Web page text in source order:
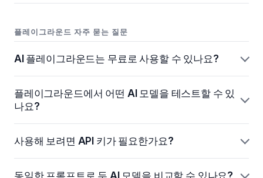
플레이그라운드 자주 묻는 질문
AI 플레이그라운드는 무료로 사용할 수 있나요?
플레이그라운드에서 어떤 AI 모델을 테스트할 수 있
나요?
사용해 보려면 API 키가 필요한가요?
동일한 프롬프트로 두 AI 모델을 비교할 수 있나요?